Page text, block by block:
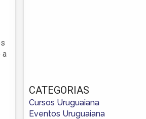
a
CATEGORIAS
Cursos Uruguaiana
Eventos Uruguaiana